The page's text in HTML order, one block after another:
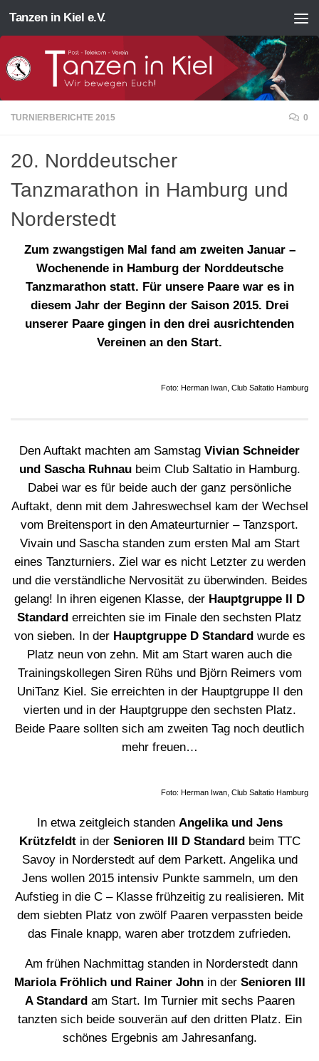
Zum Inhalt springen
Tanzen in Kiel e.V.
TURNIERBERICHTE 2015 0
20. Norddeutscher
Tanzmarathon in Hamburg und
Norderstedt
Zum zwangstigen Mal fand am zweiten Januar –
Wochenende in Hamburg der Norddeutsche
Tanzmarathon statt. Für unsere Paare war es in
diesem Jahr der Beginn der Saison 2015. Drei
unserer Paare gingen in den drei ausrichtenden
Vereinen an den Start.
Foto: Herman Iwan, Club Saltatio Hamburg
Den Auftakt machten am Samstag Vivian Schneider
und Sascha Ruhnaubeim Club Saltatio in Hamburg.
Dabei war es für beide auch der ganz persönliche
Auftakt, denn mit dem Jahreswechsel kam der Wechsel
vom Breitensport in den Amateurturnier – Tanzsport.
Vivain und Sascha standen zum ersten Mal am Start
eines Tanzturniers. Ziel war es nicht Letzter zu werden
und die verständliche Nervosität zu überwinden. Beides
gelang! In ihren eigenen Klasse, der Hauptgruppe II D
Standard erreichten sie im Finale den sechsten Platz
von sieben. In der Hauptgruppe D Standardwurde es
Platz neun von zehn. Mit am Start waren auch die
Trainingskollegen Siren Rühs und Björn Reimers vom
UniTanz Kiel. Sie erreichten in der Hauptgruppe II den
vierten und in der Hauptgruppe den sechsten Platz.
Beide Paare sollten sich am zweiten Tag noch deutlich
mehr freuen…
Foto: Herman Iwan, Club Saltatio Hamburg
In etwa zeitgleich standen Angelika und Jens
Krützfeldt in der Senioren III D Standardbeim TTC
Savoy in Norderstedt auf dem Parkett. Angelika und
Jens wollen 2015 intensiv Punkte sammeln, um den
Aufstieg in die C – Klasse frühzeitig zu realisieren. Mit
dem siebten Platz von zwölf Paaren verpassten beide
das Finale knapp, waren aber trotzdem zufrieden.
Am frühen Nachmittag standen in Norderstedt dann
Mariola Fröhlich und Rainer Johnin der Senioren III
A Standard am Start. Im Turnier mit sechs Paaren
tanzten sich beide souverän auf den dritten Platz. Ein
schönes Ergebnis am Jahresanfang.